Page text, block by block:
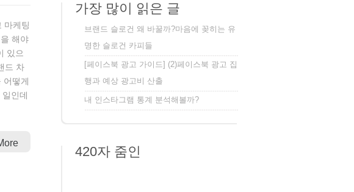
마케팅
해야
있으
드 차
어떻게
인데
가장 많이 읽은 글
브랜드 슬로건 왜 바꿀까?마음에 꽂히는 유
명한 슬로건 카피들
[페이스북 광고 가이드] (2)페이스북 광고 집
행과 예상 광고비 산출
내 인스타그램 통계 분석해볼까?
420자 줌인